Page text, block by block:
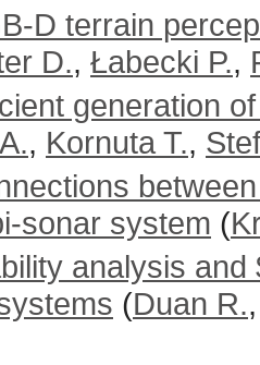
D terrain
D., Łabecki P.,
generation
, Kornuta T.,
sonar system (
analysis
(Duan R.